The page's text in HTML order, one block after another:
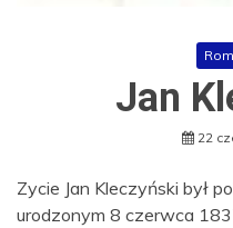
Jan
22
Zycie Jan Kleczyński był
urodzonym 8 czerwca